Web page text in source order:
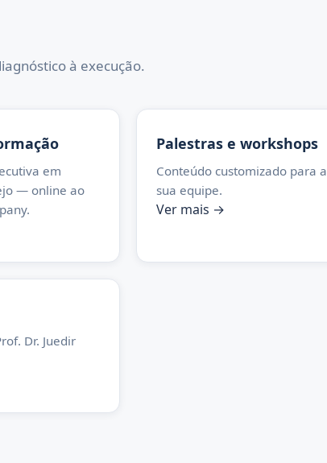
à execução.
em
— online ao
Palestras e workshops
Conteúdo customizado para a
sua equipe.
Ver mais →
Dr. Juedir